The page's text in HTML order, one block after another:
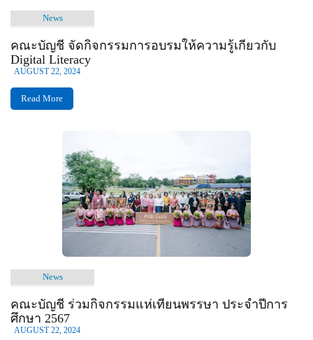
News
คณะบัญชี จัดกิจกรรมการอบรมให้ความรู้เกี่ยวกับ
Digital Literacy
AUGUST 22, 2024
Read More
News
คณะบัญชี ร่วมกิจกรรมแห่เทียนพรรษา ประจำปีการ
ศึกษา 2567
AUGUST 22, 2024